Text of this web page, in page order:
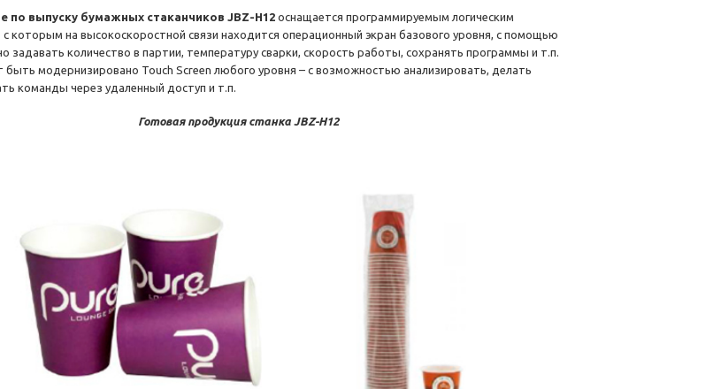
по выпуску бумажных стаканчиков JBZ-H12 оснащается программируемым логическим
которым на высокоскоростной связи находится операционный экран базового уровня, с помощью
задавать количество в партии, температуру сварки, скорость работы, сохранять программы и т.п.
модернизировано Touch Screen любого уровня – с возможностью анализировать, делать
команды через удаленный доступ и т.п.
Готовая продукция станка JBZ-H12